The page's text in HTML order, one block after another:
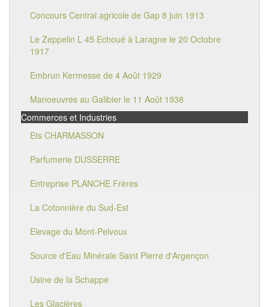
Concours Central agricole de Gap 8 juin 1913
Le Zeppelin L 45 Echoué à Laragne le 20 Octobre
1917
Embrun Kermesse de 4 Août 1929
Manoeuvres au Galibier le 11 Août 1938
Commerces et Industries
Ets CHARMASSON
Parfumerie DUSSERRE
Entreprise PLANCHE Frères
La Cotonnière du Sud-Est
Elevage du Mont-Pelvoux
Source d'Eau Minérale Saint Pierre d'Argençon
Usine de la Schappe
Les Glacières